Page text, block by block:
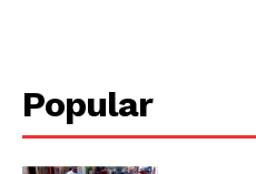
Popular